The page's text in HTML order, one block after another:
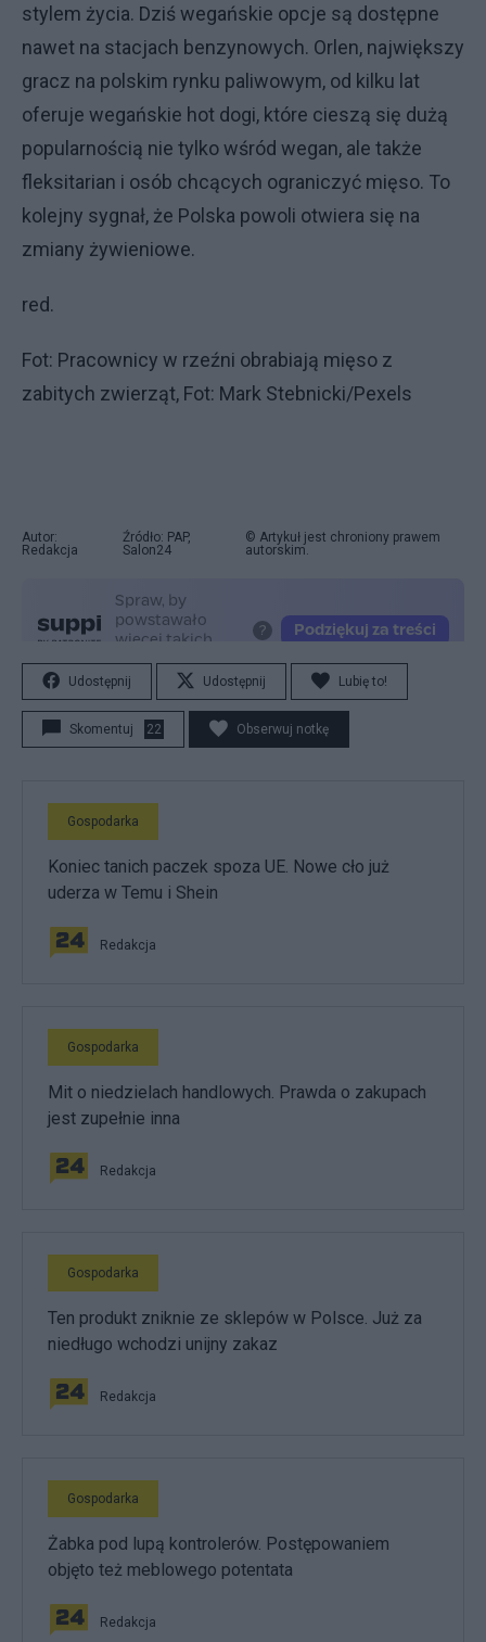
stylem życia. Dziś wegańskie opcje są dostępne
nawet na stacjach benzynowych. Orlen, największy
gracz na polskim rynku paliwowym, od kilku lat
oferuje wegańskie hot dogi, które cieszą się dużą
popularnością nie tylko wśród wegan, ale także
fleksitarian i osób chcących ograniczyć mięso. To
kolejny sygnał, że Polska powoli otwiera się na
zmiany żywieniowe.
red.
Fot: Pracownicy w rzeźni obrabiają mięso z
zabitych zwierząt, Fot: Mark Stebnicki/Pexels
Autor:
Redakcja
Źródło: PAP,
Salon24
© Artykuł jest chroniony prawem
autorskim.
Udostępnij Udostępnij Lubię to!
Skomentuj 22 Obserwuj notkę
Gospodarka
Koniec tanich paczek spoza UE. Nowe cło już
uderza w Temu i Shein
Redakcja
Gospodarka
Mit o niedzielach handlowych. Prawda o zakupach
jest zupełnie inna
Redakcja
Gospodarka
Ten produkt zniknie ze sklepów w Polsce. Już za
niedługo wchodzi unijny zakaz
Redakcja
Gospodarka
Żabka pod lupą kontrolerów. Postępowaniem
objęto też meblowego potentata
Redakcja